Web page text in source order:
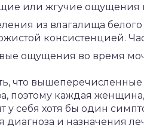
или жгучие ощущения
из влагалища
консистенцией.
ощущения во время
что
поэтому каждая
у себя хотя бы один
диагноза и назначения